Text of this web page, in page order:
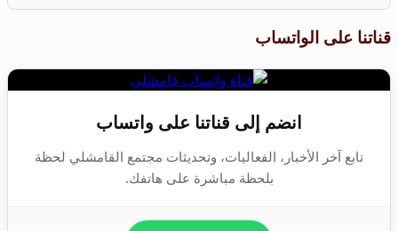
قناتنا على الواتساب
انضم إلى قناتنا على واتساب
تابع آخر الأخبار، الفعاليات، وتحديثات مجتمع القامشلي لحظة
بلحظة مباشرة على هاتفك.